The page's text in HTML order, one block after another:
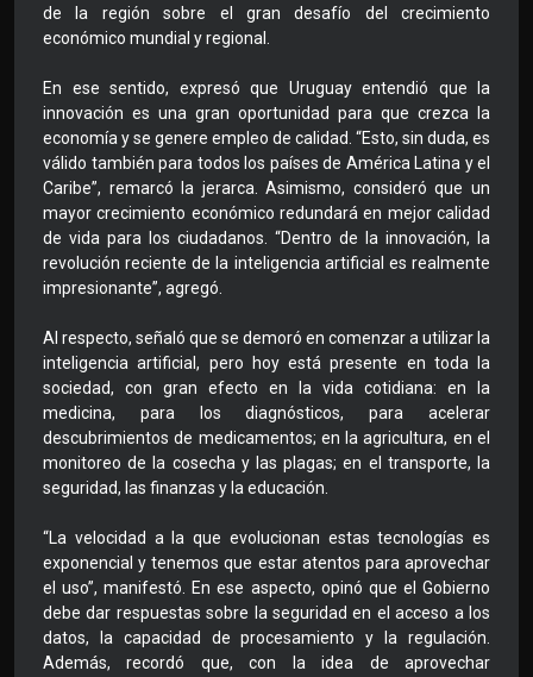
de la región sobre el gran desafío del crecimiento
económico mundial y regional.
En ese sentido, expresó que Uruguay entendió que la
innovación es una gran oportunidad para que crezca la
economía y se genere empleo de calidad. “Esto, sin duda, es
válido también para todos los países de América Latina y el
Caribe”, remarcó la jerarca. Asimismo, consideró que un
mayor crecimiento económico redundará en mejor calidad
de vida para los ciudadanos. “Dentro de la innovación, la
revolución reciente de la inteligencia artificial es realmente
impresionante”, agregó.
Al respecto, señaló que se demoró en comenzar a utilizar la
inteligencia artificial, pero hoy está presente en toda la
sociedad, con gran efecto en la vida cotidiana: en la
medicina, para los diagnósticos, para acelerar
descubrimientos de medicamentos; en la agricultura, en el
monitoreo de la cosecha y las plagas; en el transporte, la
seguridad, las finanzas y la educación.
“La velocidad a la que evolucionan estas tecnologías es
exponencial y tenemos que estar atentos para aprovechar
el uso”, manifestó. En ese aspecto, opinó que el Gobierno
debe dar respuestas sobre la seguridad en el acceso a los
datos, la capacidad de procesamiento y la regulación.
Además, recordó que, con la idea de aprovechar